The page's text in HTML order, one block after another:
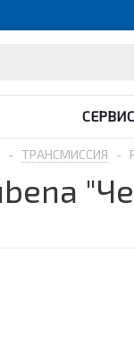
- ТРАНСМИССИЯ -